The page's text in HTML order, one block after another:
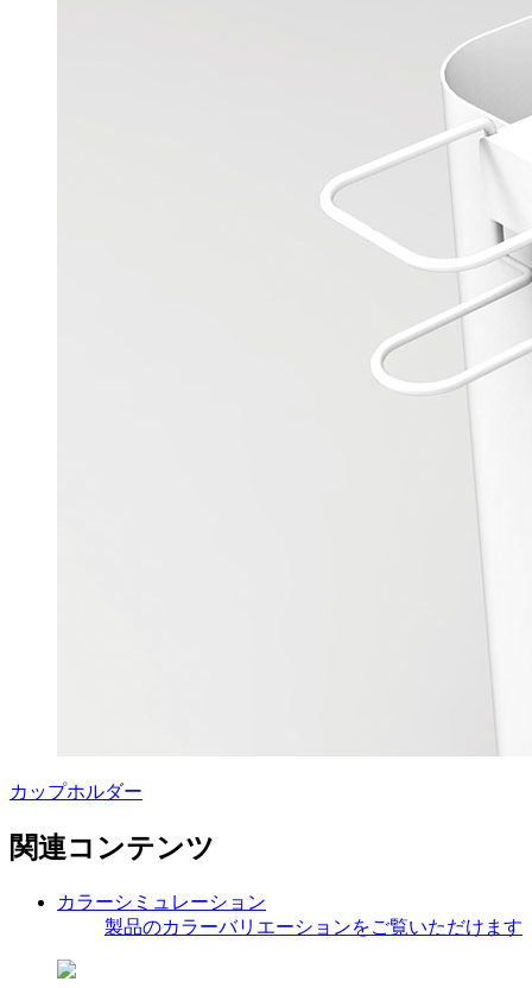
カップホルダー
関連コンテンツ
カラーシミュレーション
製品のカラーバリエーションをご覧いただけます